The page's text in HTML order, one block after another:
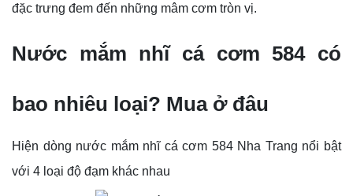
đặc trưng đem đến những mâm cơm tròn vị.
Nước mắm nhĩ cá cơm 584 có
bao nhiêu loại? Mua ở đâu
Hiện dòng nước mắm nhĩ cá cơm 584 Nha Trang nổi bật
với 4 loại độ đạm khác nhau